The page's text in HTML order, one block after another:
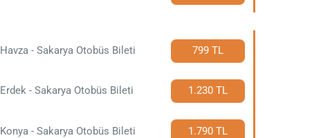
Havza - Sakarya Otobüs Bileti 799 TL
Erdek - Sakarya Otobüs Bileti 1.230 TL
Konya - Sakarya Otobüs Bileti 1.790 TL